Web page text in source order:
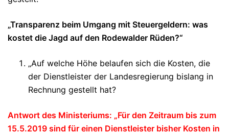
„Transparenz beim Umgang mit Steuergeldern: was
kostet die Jagd auf den Rodewalder Rüden?“
„Auf welche Höhe belaufen sich die Kosten, die
der Dienstleister der Landesregierung bislang in
Rechnung gestellt hat?
Antwort des Ministeriums: „Für den Zeitraum bis zum
15.5.2019 sind für einen Dienstleister bisher Kosten in